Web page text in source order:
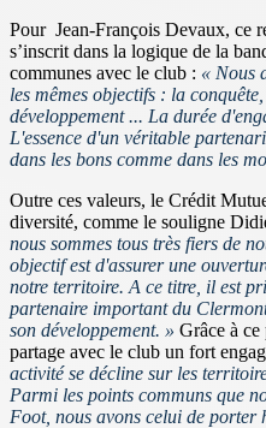
Pour Jean-François Devaux, ce
s’inscrit dans la logique de la
communes avec le club : « Nous
les mêmes objectifs : la conquête,
développement ... La durée
L'essence d'un véritable
dans les bons comme dans les
Outre ces valeurs, le Crédit
diversité, comme le souligne
nous sommes tous très fiers de
objectif est d'assurer une
notre territoire. A ce titre, il est
partenaire important du
son développement. » Grâce à
partage avec le club un fort
activité se décline sur les
Parmi les points communs que
Foot, nous avons celui de porter